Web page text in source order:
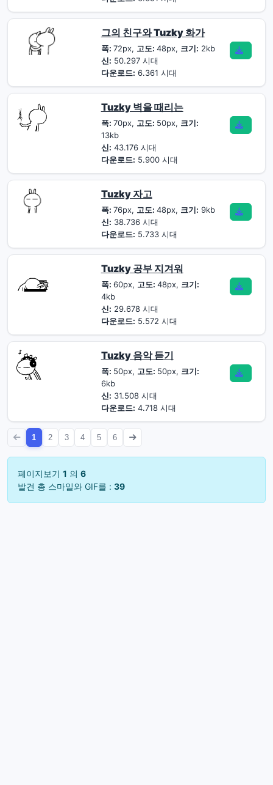
그의 친구와 Tuzky 화가
폭: 72px, 고도: 48px, 크기: 2kb
신: 50.297 시대
다운로드: 6.361 시대
Tuzky 벽을 때리는
폭: 70px, 고도: 50px, 크기:
13kb
신: 43.176 시대
다운로드: 5.900 시대
Tuzky 자고
폭: 76px, 고도: 48px, 크기: 9kb
신: 38.736 시대
다운로드: 5.733 시대
Tuzky 공부 지겨워
폭: 60px, 고도: 48px, 크기:
4kb
신: 29.678 시대
다운로드: 5.572 시대
Tuzky 음악 듣기
폭: 50px, 고도: 50px, 크기:
6kb
신: 31.508 시대
다운로드: 4.718 시대
1 2 3 4 5 6
페이지보기 1 의 6
발견 총 스마일와 GIF를 : 39